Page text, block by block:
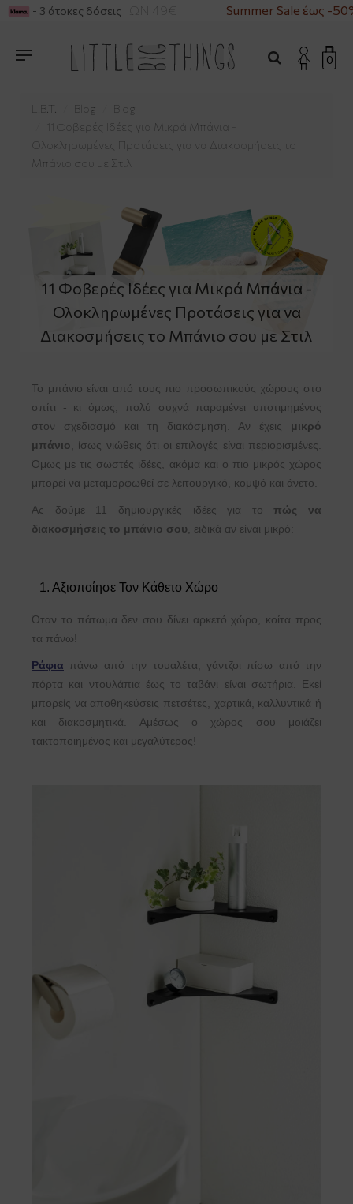
ΑΓΟΡΕΣ ΑΝΩ ΤΩΝ 49€ Summer Sale έως -50%
- 3 άτοκες δόσεις
0
L.B.T. Blog
Blog
11 Φοβερές Ιδέες για Μικρά Μπάνια -
Ολοκληρωμένες Προτάσεις για να Διακοσμήσεις το
Μπάνιο σου με Στιλ
11 Φοβερές Ιδέες για Μικρά Μπάνια -
Ολοκληρωμένες Προτάσεις για να
Διακοσμήσεις το Μπάνιο σου με Στιλ
Το μπάνιο είναι από τους πιο προσωπικούς χώρους στο
σπίτι - κι όμως, πολύ συχνά παραμένει υποτιμημένος
στον σχεδιασμό και τη διακόσμηση. Αν έχεις μικρό
μπάνιο , ίσως νιώθεις ότι οι επιλογές είναι περιορισμένες.
Όμως με τις σωστές ιδέες, ακόμα και ο πιο μικρός χώρος
μπορεί να μεταμορφωθεί σε λειτουργικό, κομψό και άνετο.
Ας δούμε 11 δημιουργικές ιδέες για το πώς να
διακοσμήσεις το μπάνιο σου , ειδικά αν είναι μικρό:
1. Αξιοποίησε Τον Κάθετο Χώρο
Όταν το πάτωμα δεν σου δίνει αρκετό χώρο, κοίτα προς
τα πάνω!
Ράφια πάνω από την τουαλέτα, γάντζοι πίσω από την
πόρτα και ντουλάπια έως το ταβάνι είναι σωτήρια. Εκεί
μπορείς να αποθηκεύσεις πετσέτες, χαρτικά, καλλυντικά ή
και διακοσμητικά. Αμέσως ο χώρος σου μοιάζει
τακτοποιημένος και μεγαλύτερος!